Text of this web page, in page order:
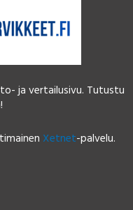
ja vertailusivu. Tutustu
Xetnet-palvelu.